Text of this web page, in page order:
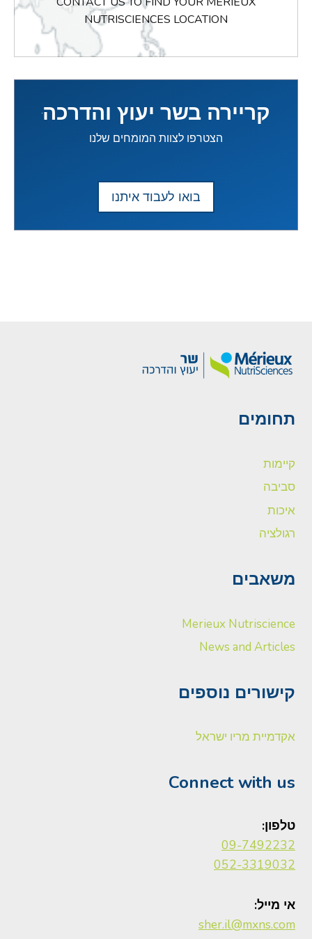
NUTRISCIENCES LOCATION
קריירה בשר יעוץ והדרכה
הצטרפו לצוות המומחים שלנו
בואו לעבוד איתנו
תחומים
קיימות
סביבה
איכות
רגולציה
משאבים
Merieux Nutriscience
News and Articles
קישורים נוספים
אקדמיית מריו ישראל
Connect with us
טלפון:
09-7492232
052-3319032
אי מייל:
sher.il@mxns.com